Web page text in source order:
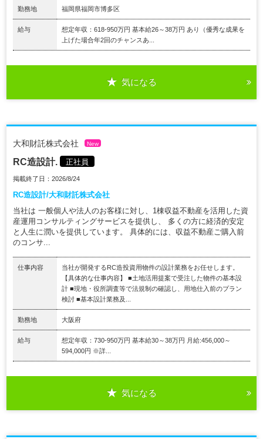
勤務地 福岡県福岡市博多区
給与
想定年収：618-950万円 基本給26～38万円 あり（優秀な成果を
上げた場合年2回のチャンスあ...
気になる
大和財託株式会社 New
RC造設計. 正社員
掲載終了日：2026/8/24
RC造設計/大和財託株式会社
当社は 一般個人や法人のお客様に対し、1棟収益不動産を活用した資
産運用コンサルティングサービスを提供し、 多くの方に経済的安定
と人生に潤いを提供しています。 具体的には、収益不動産ご購入前
のコンサ...
仕事内容
当社が開発するRC造投資用物件の設計業務をお任せします。
【具体的な仕事内容】 ■土地活用提案で受注した物件の基本設
計 ■現地・役所調査等で法規制の確認し、用地仕入前のプラン
検討 ■基本設計業務及...
勤務地 大阪府
給与
想定年収：730-950万円 基本給30～38万円 月給:456,000～
594,000円 ※詳...
気になる